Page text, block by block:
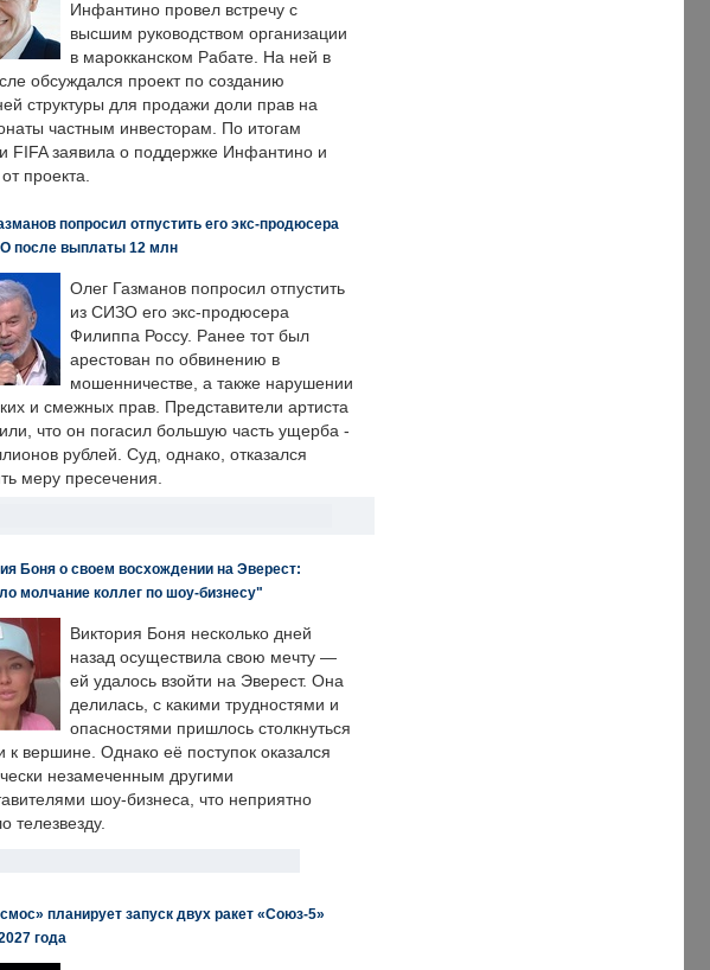
Инфантино провел встречу с
высшим руководством организации
в марокканском Рабате. На ней в
обсуждался проект по созданию
структуры для продажи доли прав на
частным инвесторам. По итогам
FIFA заявила о поддержке Инфантино и
проекта.
попросил отпустить его экс-продюсера
после выплаты 12 млн
Олег Газманов попросил отпустить
из СИЗО его экс-продюсера
Филиппа Россу. Ранее тот был
арестован по обвинению в
мошенничестве, а также нарушении
и смежных прав. Представители артиста
что он погасил большую часть ущерба -
рублей. Суд, однако, отказался
меру пресечения.
Боня о своем восхождении на Эверест:
молчание коллег по шоу-бизнесу"
Виктория Боня несколько дней
назад осуществила свою мечту —
ей удалось взойти на Эверест. Она
делилась, с какими трудностями и
опасностями пришлось столкнуться
к вершине. Однако её поступок оказался
незамеченным другими
шоу-бизнеса, что неприятно
телезвезду.
планирует запуск двух ракет «Союз-5»
года